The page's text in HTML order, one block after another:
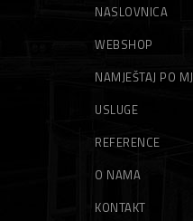
GLETERI
ŠPAHTLE
NITI ZA TRIMER
STRUNE ZA
NASLOVNICA
WEBSHOP
NAMJEŠTAJ PO
USLUGE
REFERENCE
O NAMA
KONTAKT